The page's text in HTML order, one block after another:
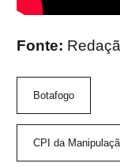
Fonte:
Botafogo
CPI da